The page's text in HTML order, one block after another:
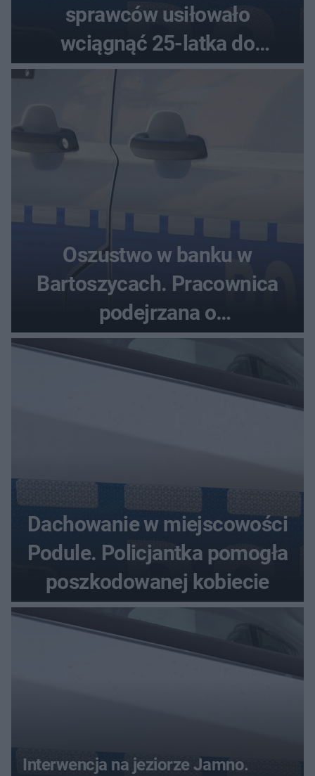
sprawców usiłowało
wciągnąć 25-latka do
samochodu
Oszustwo w banku w
Bartoszycach. Pracownica
podejrzana o
przywłaszczenie 470 000 zł
Dachowanie w miejscowości
Podule. Policjantka pomogła
poszkodowanej kobiecie
Interwencja na jeziorze Jamno.